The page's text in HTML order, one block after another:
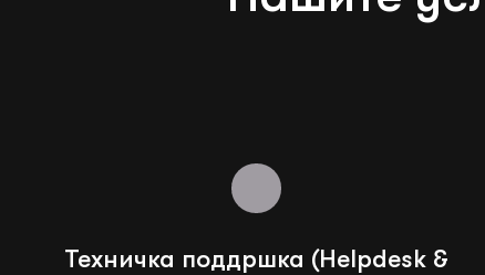
Техничка поддршка (Helpdesk &